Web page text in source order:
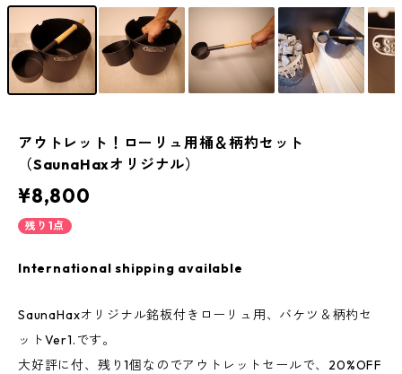
アウトレット！ローリュ用桶＆柄杓セット
（SaunaHaxオリジナル）
¥8,800
残り1点
International shipping available
SaunaHaxオリジナル銘板付きローリュ用、バケツ＆柄杓セ
ットVer1.です。
大好評に付、残り1個なのでアウトレットセールで、20%OFF